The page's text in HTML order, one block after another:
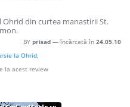
Ohrid din curtea manastirii St.
BY prisad — încărcată în 24.05.10
la Ohrid,
la acest review